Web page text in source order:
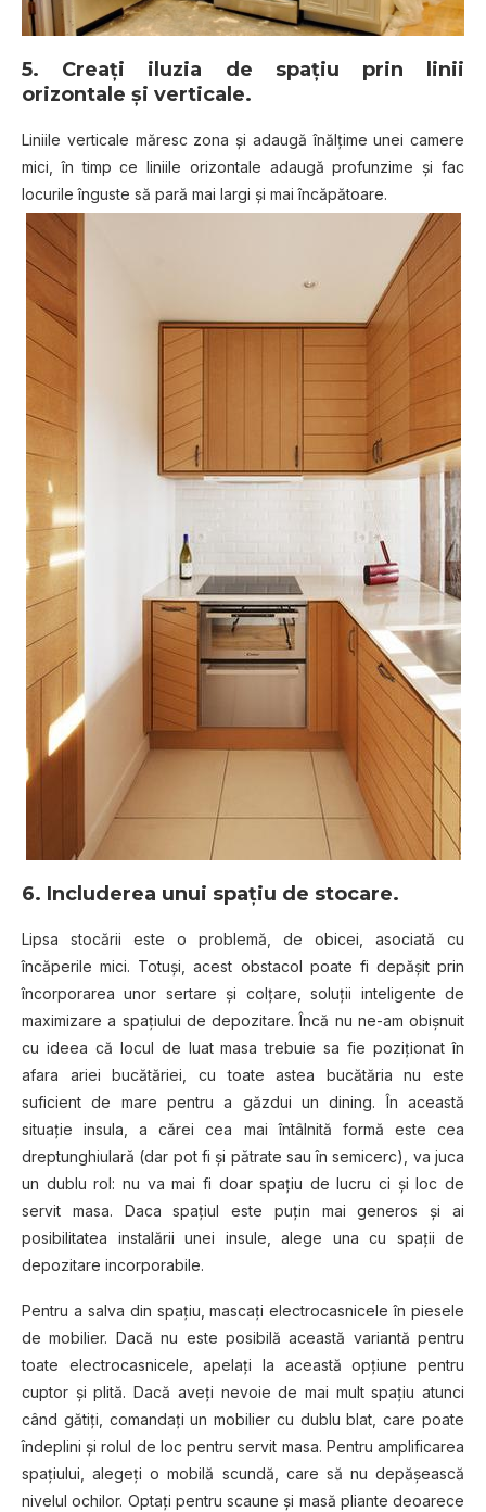
5. Creaţi iluzia de spaţiu prin linii
orizontale și verticale.
Liniile verticale măresc zona și adaugă înălțime unei camere
mici, în timp ce liniile orizontale adaugă profunzime și fac
locurile înguste să pară mai largi şi mai încăpătoare.
6. Includerea unui spaţiu de stocare.
Lipsa stocării este o problemă, de obicei, asociată cu
încăperile mici. Totuşi, acest obstacol poate fi depășit prin
încorporarea unor sertare şi colţare, soluții inteligente de
maximizare a spaţiului de depozitare. Încă nu ne-am obişnuit
cu ideea că locul de luat masa trebuie sa fie poziţionat în
afara ariei bucătăriei, cu toate astea bucătăria nu este
suficient de mare pentru a găzdui un dining. În această
situaţie insula, a cărei cea mai întâlnită formă este cea
dreptunghiulară (dar pot fi şi pătrate sau în semicerc), va juca
un dublu rol: nu va mai fi doar spaţiu de lucru ci şi loc de
servit masa. Daca spaţiul este puţin mai generos şi ai
posibilitatea instalării unei insule, alege una cu spaţii de
depozitare incorporabile.
Pentru a salva din spaţiu, mascaţi electrocasnicele în piesele
de mobilier. Dacă nu este posibilă această variantă pentru
toate electrocasnicele, apelaţi la această opţiune pentru
cuptor şi plită. Dacă aveţi nevoie de mai mult spaţiu atunci
când gătiţi, comandaţi un mobilier cu dublu blat, care poate
îndeplini şi rolul de loc pentru servit masa. Pentru amplificarea
spaţiului, alegeţi o mobilă scundă, care să nu depăşească
nivelul ochilor. Optaţi pentru scaune şi masă pliante deoarece